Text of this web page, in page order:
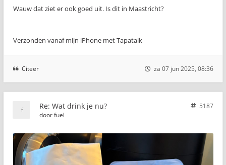
Wauw dat ziet er ook goed uit. Is dit in Maastricht?
Verzonden vanaf mijn iPhone met Tapatalk
Citeer za 07 jun 2025, 08:36
Re: Wat drink je nu?
5187
doorfuel